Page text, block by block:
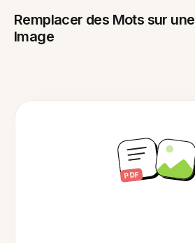
Remplacer des Mots sur une
Image